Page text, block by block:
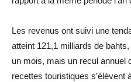
Les revenus ont suivi une
atteint 121,1 milliards de
un mois, mais un recul annuel
recettes touristiques s’élèvent